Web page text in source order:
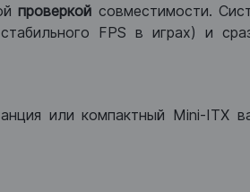
проверкой совместимости.
FPS в играх) и
или компактный Mini-ITX